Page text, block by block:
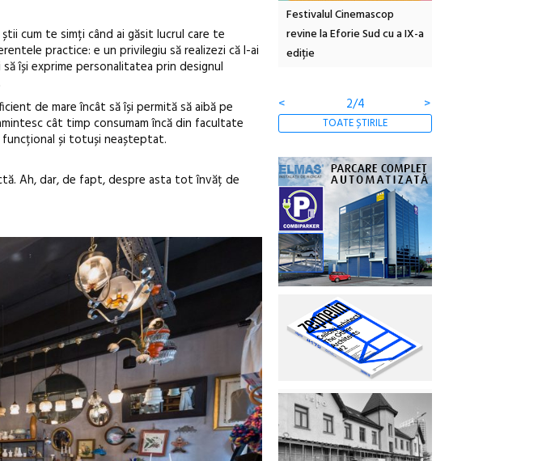
cum te simți când ai găsit lucrul care te
practice: e un privilegiu să realizezi că l-ai
își exprime personalitatea prin designul
de mare încât să își permită să aibă pe
cât timp consumam încă din facultate
funcțional și totuși neașteptat.
Ah, dar, de fapt, despre asta tot învăț de
revine la Eforie Sud cu a IX-a
ediție
Sleeping Beauties la Borsec:
dulceață de amintiri la
borcan, o cameră obscură și
<
3/4 >
TOATE ȘTIRILE